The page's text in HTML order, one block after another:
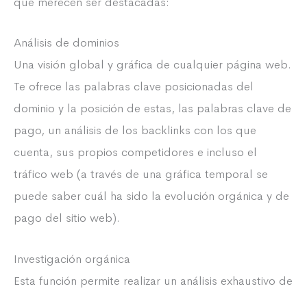
Análisis de dominios
Una visión global y gráfica de cualquier página web.
Te ofrece las palabras clave posicionadas del
dominio y la posición de estas, las palabras clave de
pago, un análisis de los backlinks con los que
cuenta, sus propios competidores e incluso el
tráfico web (a través de una gráfica temporal se
puede saber cuál ha sido la evolución orgánica y de
pago del sitio web).
Investigación orgánica
Esta función permite realizar un análisis exhaustivo de